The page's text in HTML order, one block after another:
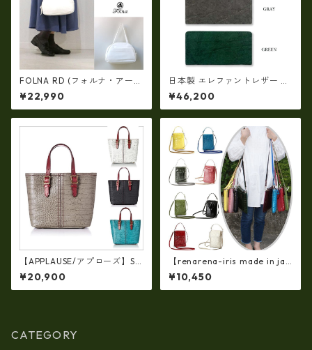
FOLNA RD (フォルナ・アール
ディー)ソフトレザー ボストン
バッグ (M-SIZE) FOLNA RDLI
NE fo-083258
¥22,990
日本製 エレファントレザー ×
姫路レザー ラウンドファスナ
ーロングウォレット長財布 本
革(5175)
¥46,200
【APPLAUSE/アプローズ】SA
FARI series 型押し クロコ レ
ザー トート ap-3739
¥20,900
【renarena-iris made in jap
an】【日本製】牛革エナメル
クロコ・縦型お財布スマホ 2
ＷＡＹポシェット ir-660
¥10,450
CATEGORY